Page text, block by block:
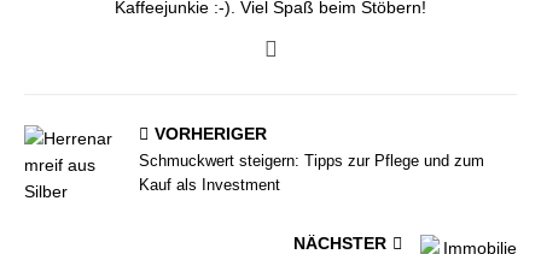
Kaffeejunkie :-). Viel Spaß beim Stöbern!
VORHERIGER
Schmuckwert steigern: Tipps zur Pflege und zum
Kauf als Investment
NÄCHSTER